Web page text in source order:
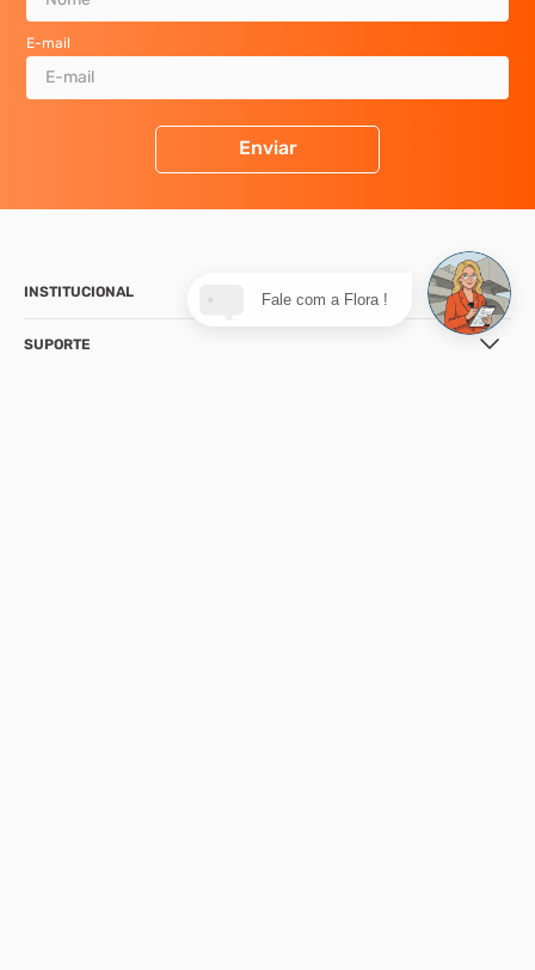
E-mail
Enviar
INSTITUCIONAL
SUPORTE
Fale com a Flora !